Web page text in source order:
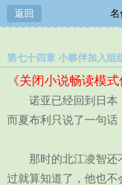
返回 名
第七十四章 小夥伴加入组
《关闭小说畅读模式
诺亚已经回到日本，
而夏布利只说了一句话
那时的北江凌智还
过就算知道了，他也不